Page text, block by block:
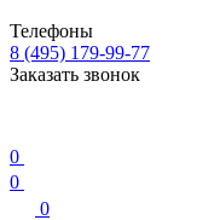
Телефоны
8 (495) 179-99-77
Заказать звонок
0
0
0